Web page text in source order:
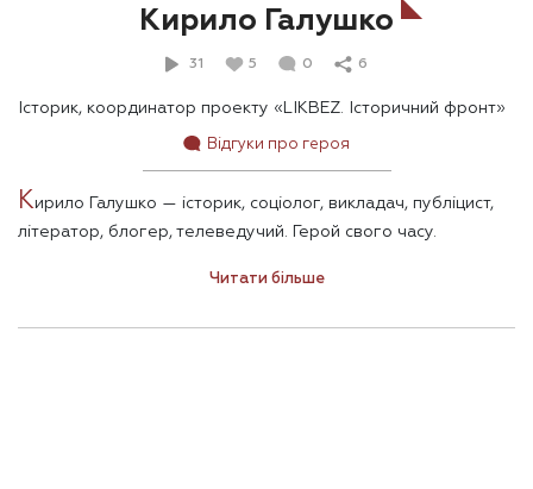
Кирило Галушко
31 5 0 6
Історик, координатор проекту «LIKBEZ. Історичний фронт»
Відгуки про героя
Кирило Галушко — історик, соціолог, викладач, публіцист,
літератор, блогер, телеведучий. Герой свого часу.
Читати більше